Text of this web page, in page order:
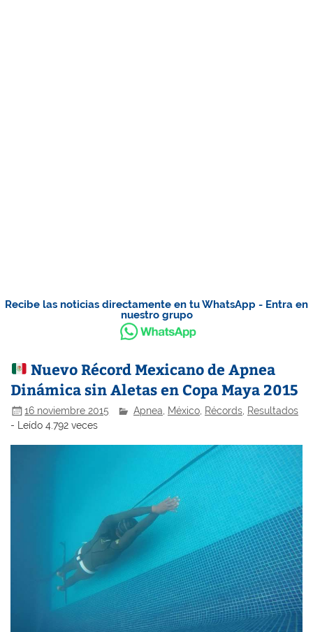
Recibe las noticias directamente en tu WhatsApp - Entra en
nuestro grupo
Nuevo Récord Mexicano de Apnea
Dinámica sin Aletas en Copa Maya 2015
16 noviembre 2015 Apnea México Récords Resultados
- Leído 4.792 veces